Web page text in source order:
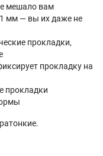
мешало вам
1 мм — вы их даже не
прокладки,
прокладку на
прокладки